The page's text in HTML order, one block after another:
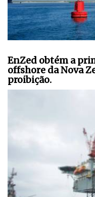
EnZed obtém a
offshore da Nova
proibição.